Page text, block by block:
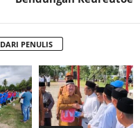
DARI PENULIS